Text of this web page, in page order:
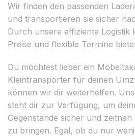
Wir finden den passenden
und transportieren sie sicher
Durch unsere effiziente Logistik
Preise und flexible Termine
Du möchtest lieber ein
Kleintransporter für deinen
können wir dir weiterhelfen.
steht dir zur Verfügung, um
Gegenstände sicher und
zu bringen. Egal, ob du nur